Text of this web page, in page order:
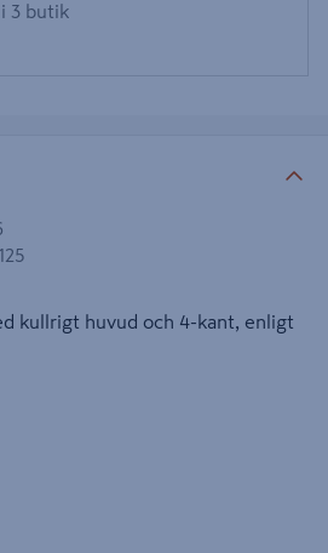
3 butik
kullrigt huvud och 4-kant, enligt